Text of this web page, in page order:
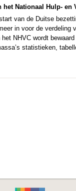
het Nationaal Hulp- en
van de Duitse
in voor de
NHVC wordt
statistieken,